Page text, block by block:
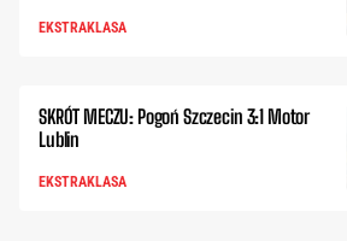
EKSTRAKLASA
SKRÓT MECZU: Pogoń Szczecin 3:1 Motor
Lublin
EKSTRAKLASA